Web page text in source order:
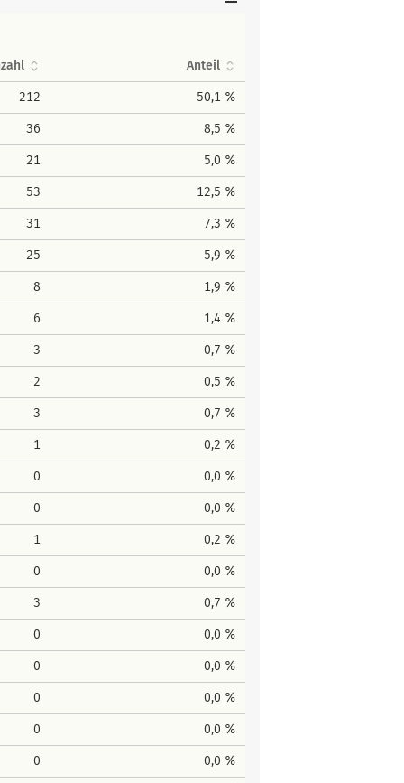
Anteil
212 50,1 %
36 8,5 %
21 5,0 %
53 12,5 %
31 7,3 %
25 5,9 %
8 1,9 %
6 1,4 %
3 0,7 %
2 0,5 %
3 0,7 %
1 0,2 %
0 0,0 %
0 0,0 %
1 0,2 %
0 0,0 %
3 0,7 %
0 0,0 %
0 0,0 %
0 0,0 %
0 0,0 %
0 0,0 %